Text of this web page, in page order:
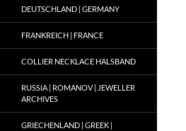
DEUTSCHLAND | GERMANY
FRANKREICH | FRANCE
COLLIER NECKLACE HALSBAND
RUSSIA | ROMANOV | JEWELLER
ARCHIVES
GRIECHENLAND | GREEK |